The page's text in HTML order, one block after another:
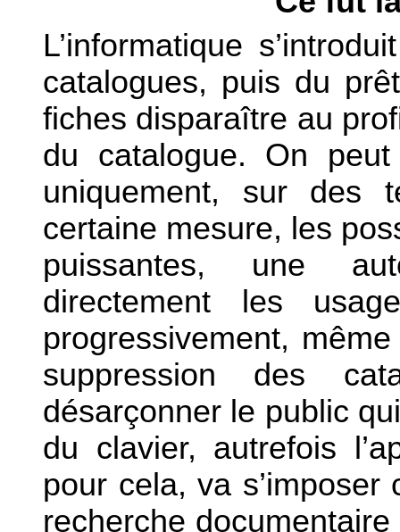
L’informatique
catalogues, puis du
fiches disparaître au
du catalogue. On
uniquement, sur des
certaine mesure, les
puissantes, une
directement les
progressivement,
suppression des
désarçonner le public
du clavier, autrefois
pour cela, va
recherche